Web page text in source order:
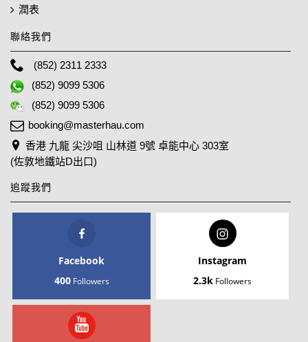
潤表
聯絡我們
(852) 2311 2333
(852) 9099 5306
(852) 9099 5306
booking@masterhau.com
香港 九龍 尖沙咀 山林道 9號 卓能中心 303室
(佐敦地鐵站D出口)
追蹤我們
Facebook
400 Followers
Instagram
2.3k Followers